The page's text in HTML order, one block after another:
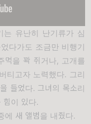
는 유난히 난기류가 심
다가도 조금만 비행기
먹을 꽉 쥐거나, 고개를
티고자 노력했다. 그리
들었다. 그녀의 목소리
힘이 있다.
에 새 앨범을 내줬다.